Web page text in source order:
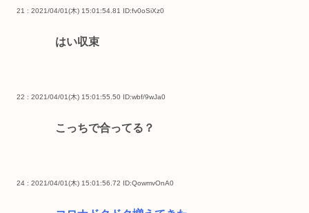
21 : 2021/04/01(木) 15:01:54.81 ID:fv0oSiXz0
はい収束
22 : 2021/04/01(木) 15:01:55.50 ID:wbf/9wJa0
こっちで合ってる？
24 : 2021/04/01(木) 15:01:56.72 ID:QowmvOnA0